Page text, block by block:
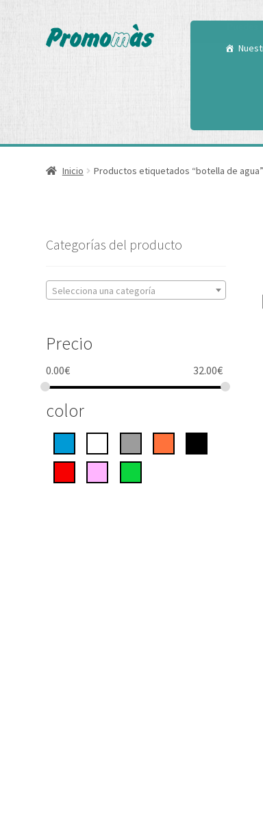
Inicio Productos etiquetados “botella de agua”
Categorías del producto
Selecciona una categoría
Precio
0.00€ 32.00€
color